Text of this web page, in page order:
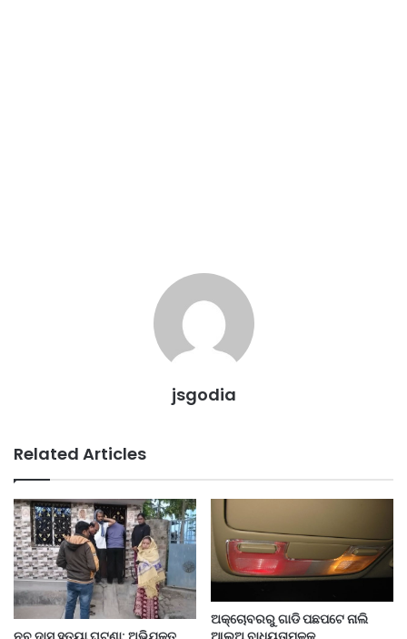
jsgodia
Related Articles
ଅକ୍ଚୋବରରୁ ଗାଡି ପଛପଟେ ନାଲି